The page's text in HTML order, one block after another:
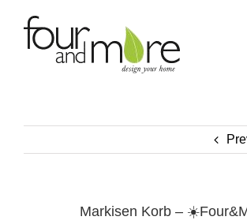
content
Markisen Korb –